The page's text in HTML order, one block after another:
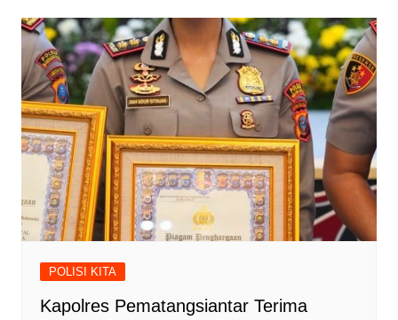
POLISI KITA
Kapolres Pematangsiantar Terima